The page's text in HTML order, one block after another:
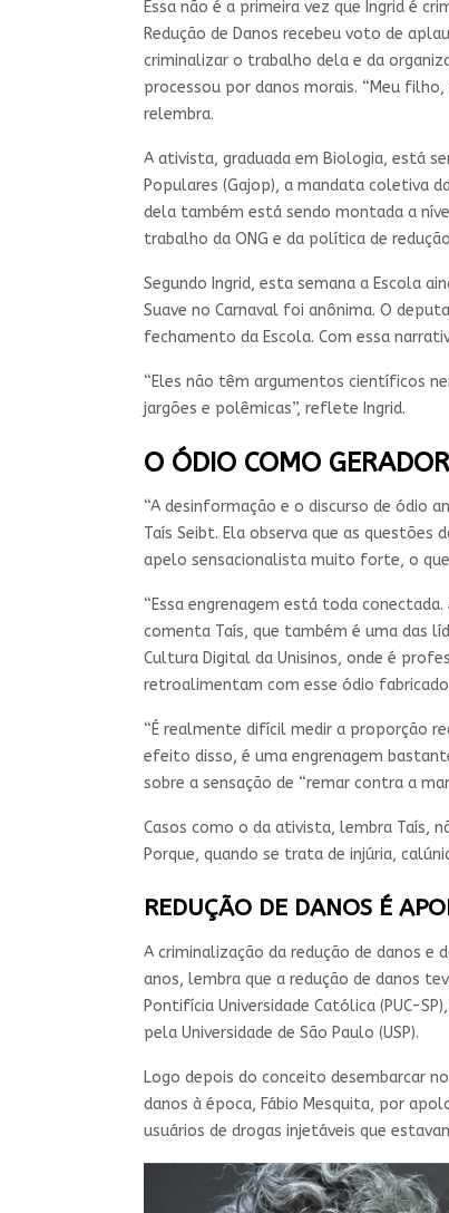
Essa não é a primeira vez que Ingrid é
Redução de Danos recebeu voto de
criminalizar o trabalho dela e da
processou por danos morais. “Meu
relembra.
A ativista, graduada em Biologia, está
Populares (Gajop), a mandata coletiva
dela também está sendo montada a
trabalho da ONG e da política de
Segundo Ingrid, esta semana a Escola
Suave no Carnaval foi anônima. O
fechamento da Escola. Com essa
“Eles não têm argumentos científicos
jargões e polêmicas”, reflete Ingrid.
O ÓDIO COMO
“A desinformação e o discurso de ódio
Taís Seibt. Ela observa que as
apelo sensacionalista muito forte, o
“Essa engrenagem está toda
comenta Taís, que também é uma das
Cultura Digital da Unisinos, onde é
retroalimentam com esse ódio
“É realmente difícil medir a proporção
efeito disso, é uma engrenagem
sobre a sensação de “remar contra a
Casos como o da ativista, lembra Taís,
Porque, quando se trata de injúria,
REDUÇÃO DE DANOS É
A criminalização da redução de danos e
anos, lembra que a redução de danos
Pontifícia Universidade Católica (PUC-
pela Universidade de São Paulo (USP).
Logo depois do conceito desembarcar
danos à época, Fábio Mesquita, por
usuários de drogas injetáveis que